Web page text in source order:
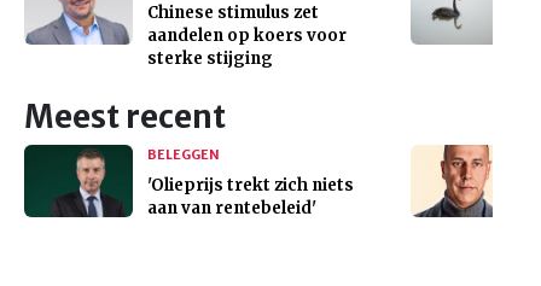
Chinese stimulus zet
aandelen op koers voor
sterke stijging
Meest recent
BELEGGEN
'Olieprijs trekt zich niets
aan van rentebeleid'